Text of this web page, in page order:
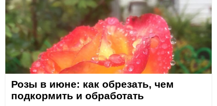
Розы в июне: как обрезать, чем
подкормить и обработать